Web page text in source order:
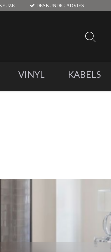
DESKUNDIG ADVIES
VINYL KABELS